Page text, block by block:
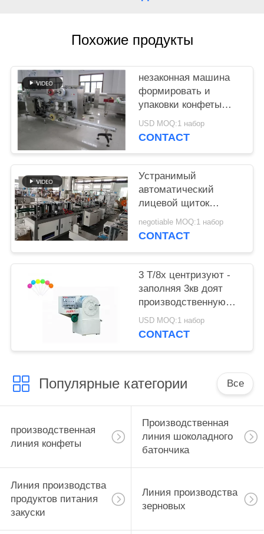
Похожие продукты
незаконная машина
формировать и
упаковки конфеты
леденца на палочке
380В
USD MOQ:1 набор
CONTACT
Устранимый
автоматический
лицевой щиток
гермошлема делая
маску машины/Н95
negotiable MOQ:1 набор
CONTACT
3 Т/8х центризуют -
заполняя 3кв доят
производственную
линию конфеты
USD MOQ:1 набор
CONTACT
Популярные категории Все
производственная
линия конфеты
Производственная
линия шоколадного
батончика
Линия производства
продуктов питания
закуски
Линия производства
зерновых